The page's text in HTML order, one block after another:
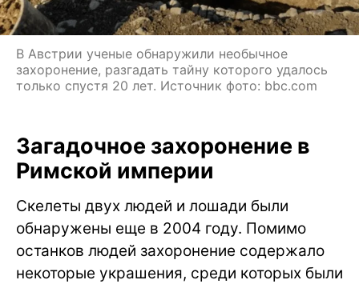
В Австрии ученые обнаружили необычное
захоронение, разгадать тайну которого удалось
только спустя 20 лет. Источник фото: bbc.com
Загадочное захоронение в
Римской империи
Скелеты двух людей и лошади были
обнаружены еще в 2004 году. Помимо
останков людей захоронение содержало
некоторые украшения, среди которых были